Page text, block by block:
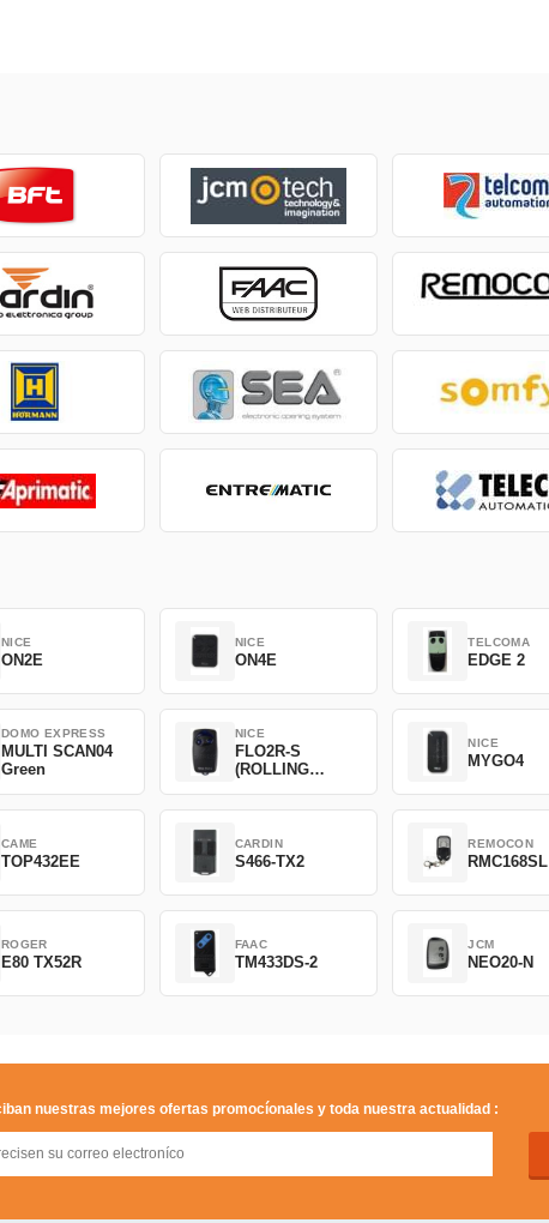
NICE
ON2E
NICE
ON4E
TELCOMA
EDGE 2
DOMO EXPRESS
MULTI SCAN04
Green
NICE
FLO2R-S
(ROLLING
NICE
MYGO4
CAME
TOP432EE
CARDIN
S466-TX2
REMOCON
RMC168SL
ROGER
E80 TX52R
FAAC
TM433DS-2
JCM
NEO20-N
nuestras mejores ofertas promocíonales y toda nuestra actualidad :